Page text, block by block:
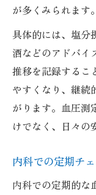
が多くみられます。
具体的には、塩分
酒などのアドバイ
推移を記録するこ
やすくなり、継続
がります。血圧測
けでなく、日々の
内科での定期チ
内科での定期的な